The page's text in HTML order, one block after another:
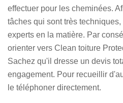
effectuer pour les cheminées.
tâches qui sont très
experts en la matière. Par
orienter vers Clean toiture
Sachez qu'il dresse un devis
engagement. Pour recueillir
le téléphoner directement.